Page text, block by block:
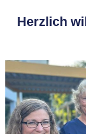
Herzlich